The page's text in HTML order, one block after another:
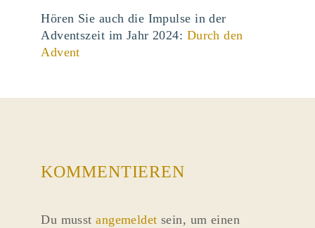
Hören Sie auch die Impulse in der
Adventszeit im Jahr 2024: Durch den
Advent
KOMMENTIEREN
Du musstangemeldet sein, um einen